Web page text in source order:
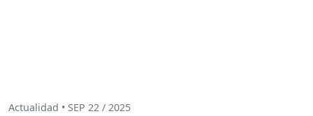
Actualidad • SEP 22 / 2025